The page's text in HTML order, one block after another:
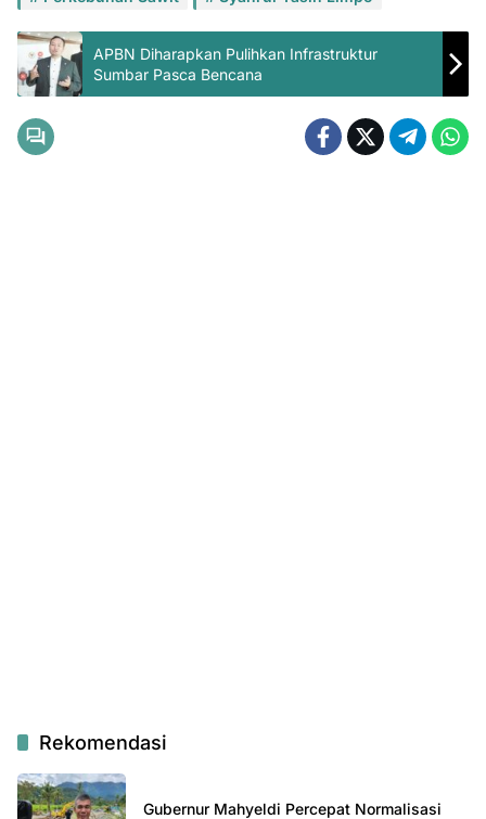
APBN Diharapkan Pulihkan Infrastruktur
Sumbar Pasca Bencana
Rekomendasi
Gubernur Mahyeldi Percepat Normalisasi